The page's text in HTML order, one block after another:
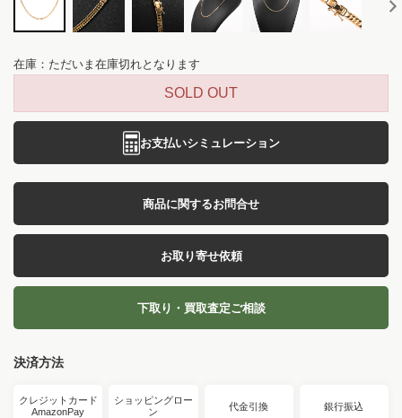
在庫：ただいま在庫切れとなります
SOLD OUT
お支払いシミュレーション
商品に関するお問合せ
お取り寄せ依頼
下取り・買取査定ご相談
決済方法
クレジットカード
AmazonPay
ショッピングロー
ン
代金引換 銀行振込